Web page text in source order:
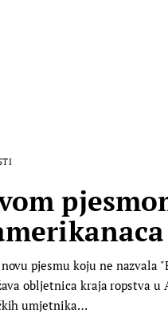
pjesmu koju ne nazvala
obljetnica kraja ropstva
umjetnika…